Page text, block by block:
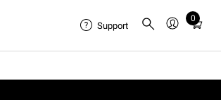
Support
0
Total
cart: